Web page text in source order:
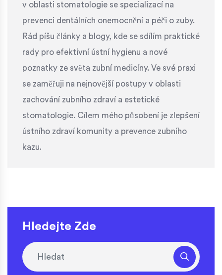
v oblasti stomatologie se specializací na
prevenci dentálních onemocnění a péči o zuby.
Rád píšu články a blogy, kde se sdílím praktické
rady pro efektivní ústní hygienu a nové
poznatky ze světa zubní medicíny. Ve své praxi
se zaměřuji na nejnovější postupy v oblasti
zachování zubního zdraví a estetické
stomatologie. Cílem mého působení je zlepšení
ústního zdraví komunity a prevence zubního
kazu.
Hledejte Zde